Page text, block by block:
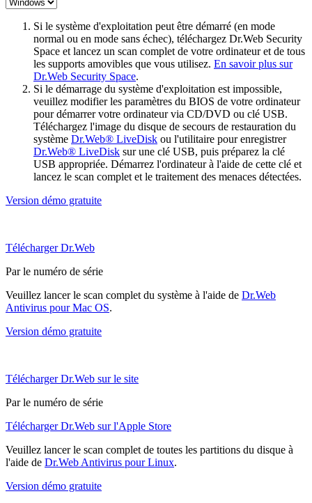
Si le système d'exploitation peut être démarré (en mode
normal ou en mode sans échec), téléchargez Dr.Web Security
Space et lancez un scan complet de votre ordinateur et de tous
les supports amovibles que vous utilisez. En savoir plus sur
Dr.Web Security Space.
Si le démarrage du système d'exploitation est impossible,
veuillez modifier les paramètres du BIOS de votre ordinateur
pour démarrer votre ordinateur via CD/DVD ou clé USB.
Téléchargez l'image du disque de secours de restauration du
système Dr.Web® LiveDisk ou l'utilitaire pour enregistrer
Dr.Web® LiveDisk sur une clé USB, puis préparez la clé
USB appropriée. Démarrez l'ordinateur à l'aide de cette clé et
lancez le scan complet et le traitement des menaces détectées.
Version démo gratuite
Télécharger Dr.Web
Par le numéro de série
Veuillez lancer le scan complet du système à l'aide de Dr.Web
Antivirus pour Mac OS.
Version démo gratuite
Télécharger Dr.Web sur le site
Par le numéro de série
Télécharger Dr.Web sur l'Apple Store
Veuillez lancer le scan complet de toutes les partitions du disque à
l'aide de Dr.Web Antivirus pour Linux.
Version démo gratuite